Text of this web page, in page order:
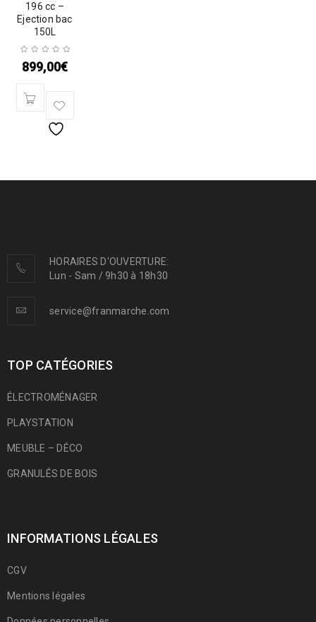
196 cc –
Ejection bac
150L
899,00€
HORAIRES D'OUVERTURE:
Lun - Sam / 9h30 à 18h30
service@franmarche.com
TOP CATÉGORIES
ÉLECTROMÉNAGER
PLAYSTATION
MEUBLE – DÉCO
GRANULÉS DE BOIS
INFORMATIONS LÉGALES
CGV
Mentions légales